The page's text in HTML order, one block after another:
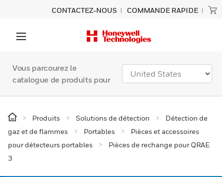
CONTACTEZ-NOUS COMMANDE RAPIDE
Vous parcourez le
catalogue de produits pour
Produits Solutions de détection
Détection de
gaz et de flammes
Portables
Pièces et accessoires
pour détecteurs portables
Pièces de rechange pour QRAE
3